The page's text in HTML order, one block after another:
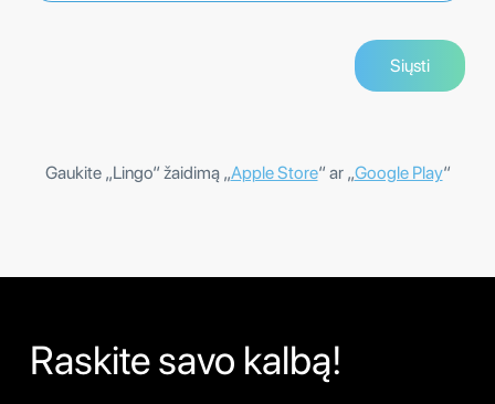
Gaukite „Lingo“ žaidimą „Apple Store“ ar „Google Play“
Raskite savo kalbą!